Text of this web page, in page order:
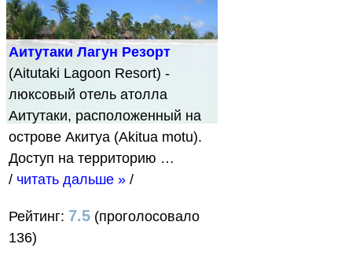
Аитутаки Лагун Резорт
(Aitutaki Lagoon Resort) -
люксовый отель атолла
Аитутаки, расположенный на
острове Акитуа (Akitua motu).
Доступ на территорию …
/ читать дальше » /
Рейтинг: 7.5 (проголосовало
136)